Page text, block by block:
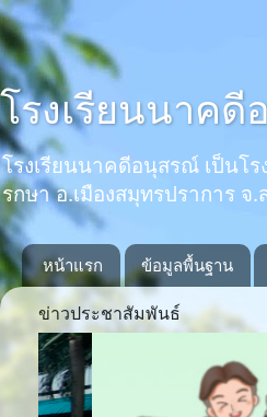
โรงเรียนนาค
โรงเรียนนาคดีอนุสรณ์ เป็นโ
รกษา อ.เมืองสมุทรปราการ
หน้าแรก ข้อมูลพื้นฐาน
ข่าวประชาสัมพันธ์